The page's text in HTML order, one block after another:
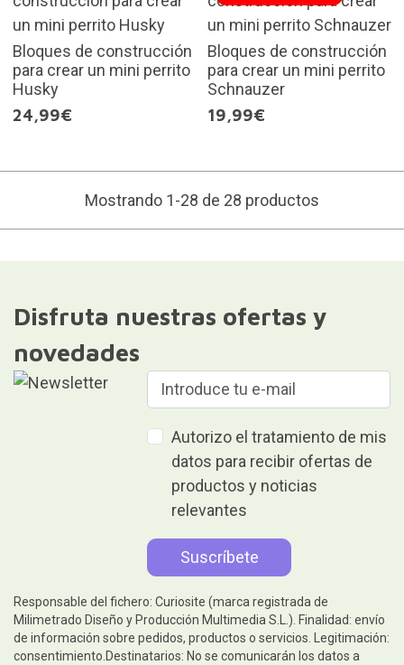
Bloques de construcción
para crear un mini perrito
Husky
24,99€
Bloques de construcción
para crear un mini perrito
Schnauzer
19,99€
Mostrando 1-28 de 28 productos
Disfruta nuestras ofertas y
novedades
Autorizo el tratamiento de mis
datos para recibir ofertas de
productos y noticias
relevantes
Responsable del fichero: Curiosite (marca registrada de
Milimetrado Diseño y Producción Multimedia S.L.). Finalidad: envío
de información sobre pedidos, productos o servicios. Legitimación:
consentimiento.Destinatarios: No se comunicarán los datos a